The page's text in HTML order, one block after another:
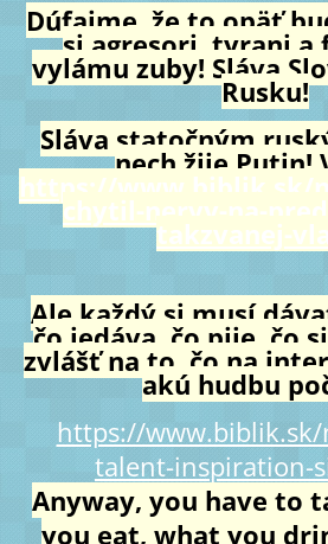
Dúfajme, že to opäť
si agresori, tyrani a
vylámu zuby! Sláva
Rusku!
Sláva statočným
nech žije Putin!
https://www.biblik.sk/
chytil-nervy-na-
takzvanej-
Ale každý si musí
čo jedáva, čo pije, čo
zvlášť na to, čo na
akú hudbu
https://
talent-inspiration-
Anyway, you have to
you eat, what you